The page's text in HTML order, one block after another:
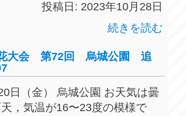
投稿日: 2023年10月28日
続きを読む
花大会 第72回 烏城公園 追
日（金） 烏城公園 お天気は曇
，気温が16〜23度の模様で